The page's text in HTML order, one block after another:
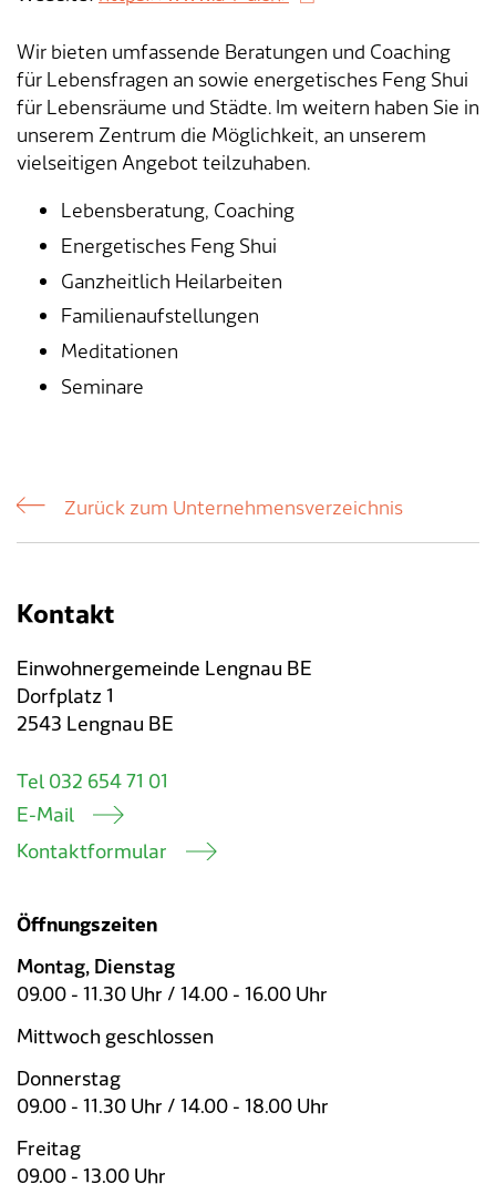
Wir bieten umfassende Beratungen und Coaching
für Lebensfragen an sowie energetisches Feng Shui
für Lebensräume und Städte. Im weitern haben Sie in
unserem Zentrum die Möglichkeit, an unserem
vielseitigen Angebot teilzuhaben.
Lebensberatung, Coaching
Energetisches Feng Shui
Ganzheitlich Heilarbeiten
Familienaufstellungen
Meditationen
Seminare
Zurück zum Unternehmensverzeichnis
Kontakt
Einwohnergemeinde Lengnau BE
Dorfplatz 1
2543 Lengnau BE
Tel 032 654 71 01
E-Mail
Kontaktformular
Öffnungszeiten
Montag, Dienstag
09.00 - 11.30 Uhr / 14.00 - 16.00 Uhr
Mittwoch geschlossen
Donnerstag
09.00 - 11.30 Uhr / 14.00 - 18.00 Uhr
Freitag
09.00 - 13.00 Uhr
Tageselternverein
Gastronomie
Vermietung von Freizeitanlagen
Veranstaltungsbewilligung
Sozialversicherungen
Soziales
Steuern
Bauen & Planen
ÖREB-Kataster
Umwelt
Abfall
Verkehr & Mobilität
Über Lengnau
Burgergemeinde
Kirchgemeinden
Partnergemeinden
Wirtschaft
Finanzabteilung
Sozialabteilung
Bau- und Planungsabteilung
Betriebs- und Tiefbauabteilung
Werkhof
Kindertagesstätte
Offene Stellen
Gemeindenetzwerke
Dienstleistungen A-Z
Adressverzeichnis
Kontakt & Öffnungszeiten